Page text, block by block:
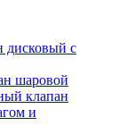
дисковый с
шаровой
клапан
и